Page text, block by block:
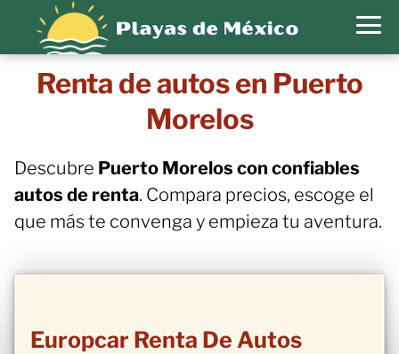
Renta de autos en Puerto
Morelos
Descubre Puerto Morelos con confiables
autos de renta. Compara precios, escoge el
que más te convenga y empieza tu aventura.
Europcar Renta De Autos